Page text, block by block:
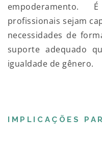
profissionais sejam
necessidades de
suporte adequado
igualdade de gênero.
IMPLICAÇÕES